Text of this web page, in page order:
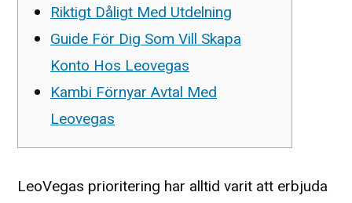
Riktigt Dåligt Med Utdelning
Guide För Dig Som Vill Skapa
Konto Hos Leovegas
Kambi Förnyar Avtal Med
Leovegas
LeoVegas prioritering har alltid varit att erbjuda